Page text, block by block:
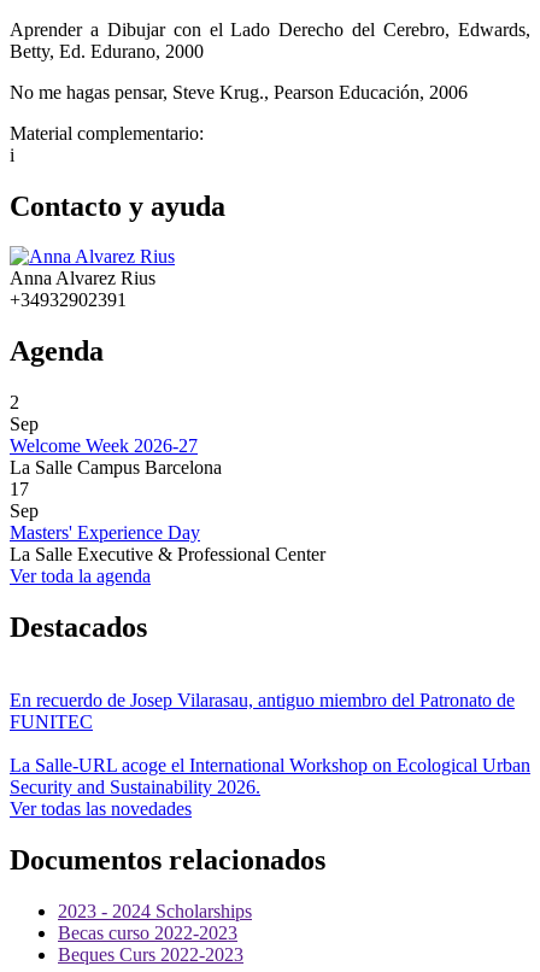
Aprender a Dibujar con el Lado Derecho del Cerebro, Edwards,
Betty, Ed. Edurano, 2000
No me hagas pensar, Steve Krug., Pearson Educación, 2006
Material complementario:
i
Contacto y ayuda
Anna Alvarez Rius
+34932902391
Agenda
2
Sep
Welcome Week 2026-27
La Salle Campus Barcelona
17
Sep
Masters' Experience Day
La Salle Executive & Professional Center
Ver toda la agenda
Destacados
En recuerdo de Josep Vilarasau, antiguo miembro del Patronato de
FUNITEC
La Salle-URL acoge el International Workshop on Ecological Urban
Security and Sustainability 2026.
Ver todas las novedades
Documentos relacionados
2023 - 2024 Scholarships
Becas curso 2022-2023
Beques Curs 2022-2023